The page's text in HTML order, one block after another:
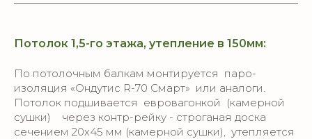
Потолок 1,5-го этажа, утепление в 150мм:
По потолочным балкам монтируется паро-
изоляция «Ондутис R-70 Смарт» или аналоги.
Потолок подшивается евровагонкой (камерной
сушки) через контр-рейку - строганая доска
сечением 20х45 мм (камерной сушки), утепляется